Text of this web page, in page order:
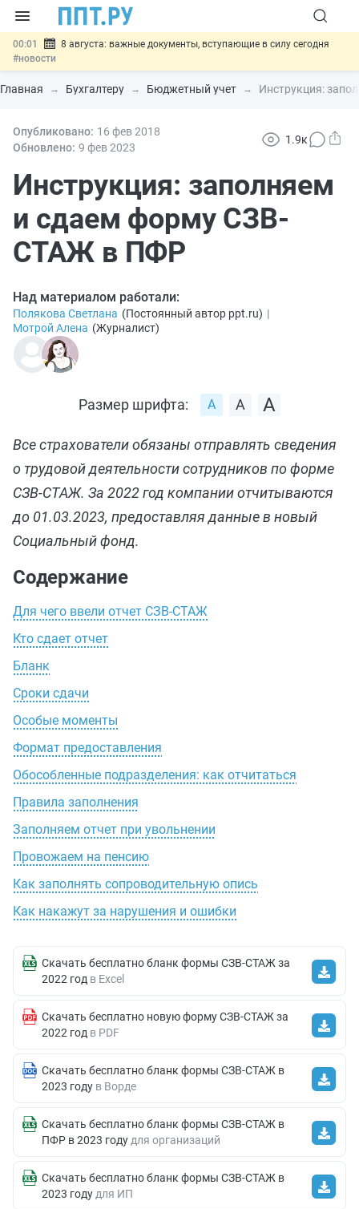
00:01
8 августа: важные документы, вступающие в силу сегодня
#новости
07.08 Подписан закон о блокировке продажи опасных товаров через
«Честный знак»#новости
07.08 Госпошлину за устранение ошибок в документах предлагают
отменить#новости
отношений
Главная Бухгалтеру Бюджетный учет Инструкция:
Опубликовано: 16 фев2018
Обновлено: 9 фев2023
1.9к
Инструкция: заполняем
и сдаем форму СЗВ-
СТАЖ в ПФР
Над материалом работали:
Полякова Светлана (Постоянный автор ppt.ru) |
Мотрой Алена (Журналист)
Размер шрифта:
Все страхователи обязаны отправлять сведения
о трудовой деятельности сотрудников по форме
СЗВ-СТАЖ. За 2022 год компании отчитываются
до 01.03.2023, предоставляя данные в новый
Социальный фонд.
Содержание
Для чего ввели отчет СЗВ-СТАЖ
Кто сдает отчет
Бланк
Сроки сдачи
Особые моменты
Формат предоставления
Обособленные подразделения: как отчитаться
Правила заполнения
Заполняем отчет при увольнении
Провожаем на пенсию
Как заполнять сопроводительную опись
Как накажут за нарушения и ошибки
Скачать бесплатно бланк формы СЗВ-СТАЖ за
2022 год в Excel
Скачать бесплатно новую форму СЗВ-СТАЖ за
2022 год в PDF
Скачать бесплатно бланк формы СЗВ-СТАЖ в
2023 году в Ворде
Скачать бесплатно бланк формы СЗВ-СТАЖ в
ПФР в 2023 году для организаций
Скачать бесплатно бланк формы СЗВ-СТАЖ в
2023 году для ИП